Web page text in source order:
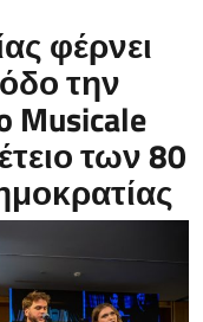
φέρνει
την
Musicale
των 80